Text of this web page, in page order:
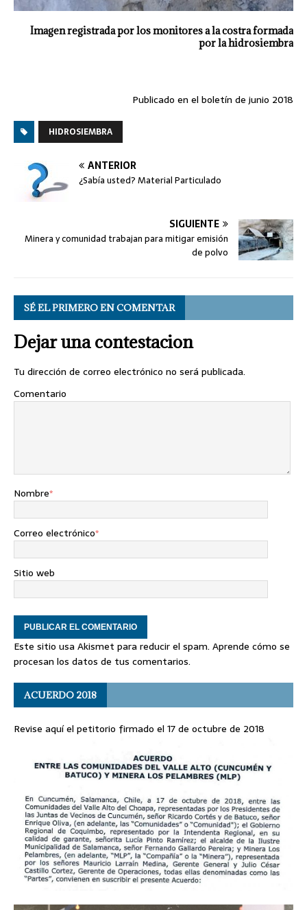
Imagen registrada por los monitores a la costra formada
por la hidrosiembra
Publicado en el boletín de junio 2018
HIDROSIEMBRA
ANTERIOR
¿Sabía usted? Material Particulado
SIGUIENTE
Minera y comunidad trabajan para mitigar emisión
de polvo
SÉ EL PRIMERO EN COMENTAR
Dejar una contestacion
Tu dirección de correo electrónico no será publicada.
Comentario
Nombre*
Correo electrónico*
Sitio web
Este sitio usa Akismet para reducir el spam. Aprende cómo se
procesan los datos de tus comentarios.
ACUERDO 2018
Revise aquí el petitorio firmado el 17 de octubre de 2018